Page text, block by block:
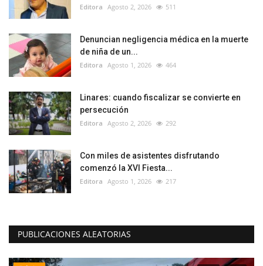
Editora Agosto 2, 2026 511
Denuncian negligencia médica en la muerte
de niña de un...
Editora Agosto 1, 2026 464
Linares: cuando fiscalizar se convierte en
persecución
Editora Agosto 2, 2026 292
Con miles de asistentes disfrutando
comenzó la XVI Fiesta...
Editora Agosto 1, 2026 217
PUBLICACIONES ALEATORIAS